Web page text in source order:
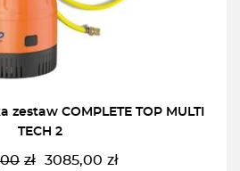
COMPLETE TOP MULTI
TECH 2
zł 3085,00 zł